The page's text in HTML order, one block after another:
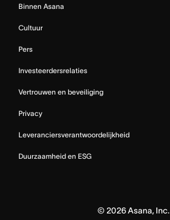
Binnen Asana
Cultuur
Pers
Investeerdersrelaties
Vertrouwen en beveiliging
Privacy
Leveranciersverantwoordelijkheid
Duurzaamheid en ESG
© 2026Asana, Inc.